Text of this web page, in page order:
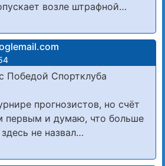
возле штрафной…
Победой Спортклуба
прогнозистов, но счёт
первым и думаю, что больше
не назвал…